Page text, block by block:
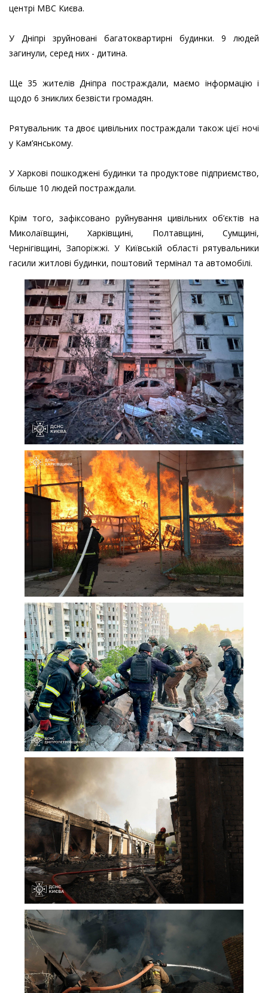
центрі МВС Києва.
У Дніпрі зруйновані багатоквартирні будинки. 9 людей
загинули, серед них - дитина.
Ще 35 жителів Дніпра постраждали, маємо інформацію і
щодо 6 зниклих безвісти громадян.
Рятувальник та двоє цивільних постраждали також цієї ночі
у Кам’янському.
У Харкові пошкоджені будинки та продуктове підприємство,
більше 10 людей постраждали.
Крім того, зафіксовано руйнування цивільних об’єктів на
Миколаївщині, Харківщині, Полтавщині, Сумщині,
Чернігівщині, Запоріжжі. У Київській області рятувальники
гасили житлові будинки, поштовий термінал та автомобілі.